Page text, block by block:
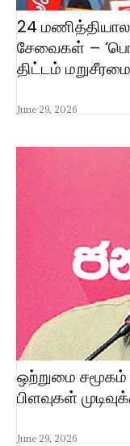
24
சேவைகள் –
திட்டம்
June 29, 2026
ஒற்றுமை சமூகம்
பிளவுகள்
June 29, 2026